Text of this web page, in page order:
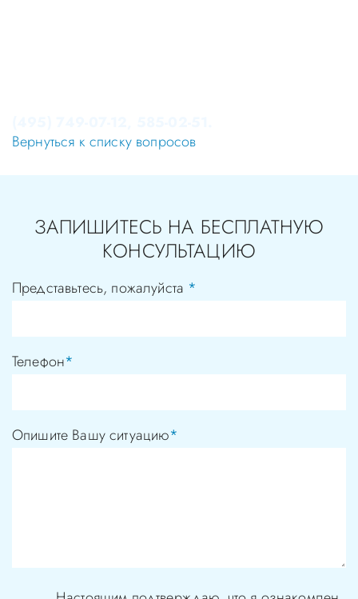
Вернуться к списку вопросов
ЗАПИШИТЕСЬ НА БЕСПЛАТНУЮ
КОНСУЛЬТАЦИЮ
Представьтесь, пожалуйста *
Телефон*
Опишите Вашу ситуацию*